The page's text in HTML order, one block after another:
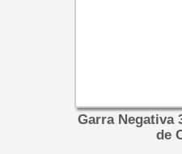
Garra Negativa
de